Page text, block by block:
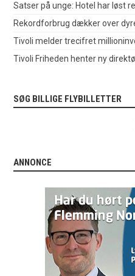
Satser på unge: Hotel har løst
Rekordforbrug dækker over
Tivoli melder trecifret
Tivoli Friheden henter ny
SØG BILLIGE FLYBILLETTER
ANNONCE